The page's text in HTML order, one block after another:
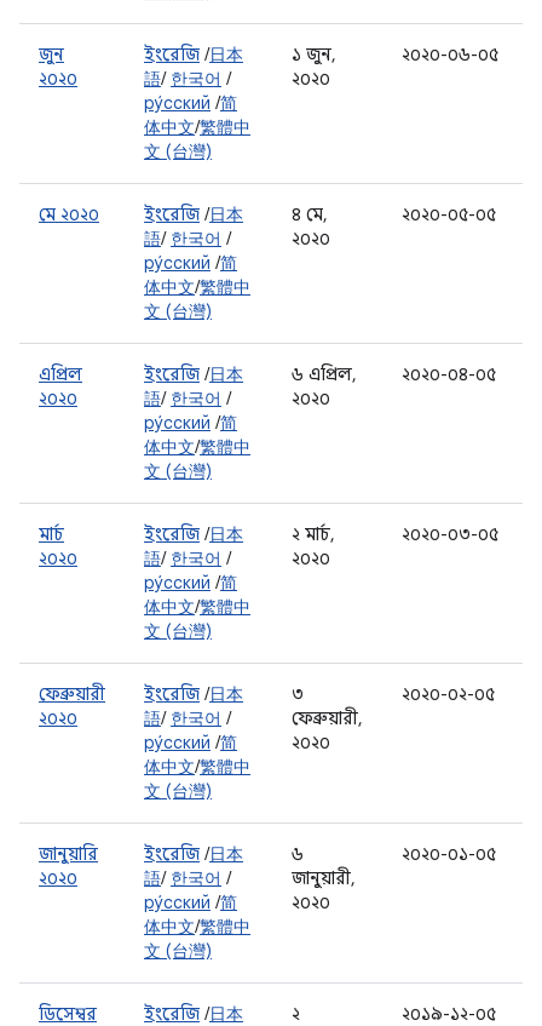
জুন
২০২০
ইংরেজি /日本
語/ 한국어 /
ру́сский /简
体中文/繁體中
文 (台灣)
১ জুন,
২০২০
২০২০-০৬-০৫
মে ২০২০ ইংরেজি /日本
語/ 한국어 /
ру́сский /简
体中文/繁體中
文 (台灣)
৪ মে,
২০২০
২০২০-০৫-০৫
এপ্রিল
২০২০
ইংরেজি /日本
語/ 한국어 /
ру́сский /简
体中文/繁體中
文 (台灣)
৬ এপ্রিল,
২০২০
২০২০-০৪-০৫
মার্চ
২০২০
ইংরেজি /日本
語/ 한국어 /
ру́сский /简
体中文/繁體中
文 (台灣)
২ মার্চ,
২০২০
২০২০-০৩-০৫
ফেব্রুয়ারী
২০২০
ইংরেজি /日本
語/ 한국어 /
ру́сский /简
体中文/繁體中
文 (台灣)
৩
ফেব্রুয়ারী,
২০২০
২০২০-০২-০৫
জানুয়ারি
২০২০
ইংরেজি /日本
語/ 한국어 /
ру́сский /简
体中文/繁體中
文 (台灣)
৬
জানুয়ারী,
২০২০
২০২০-০১-০৫
ডিসেম্বর
ইংরেজি /日本
২
২০১৯-১২-০৫